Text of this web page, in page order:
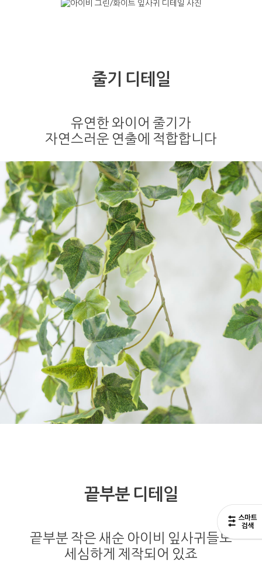
줄기 디테일
유연한 와이어 줄기가
자연스러운 연출에 적합합니다
끝부분 디테일
끝부분 작은 새순 아이비 잎사귀들도
세심하게 제작되어 있죠